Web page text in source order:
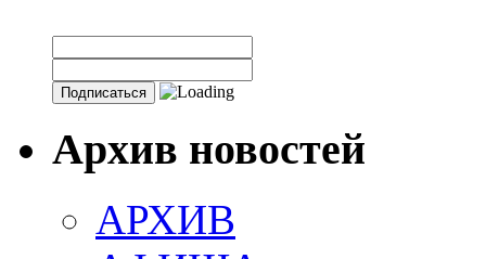
Архив новостей
АРХИВ